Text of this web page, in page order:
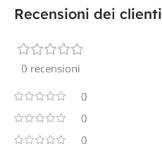
Recensioni dei clienti
0 recensioni
0
0
0